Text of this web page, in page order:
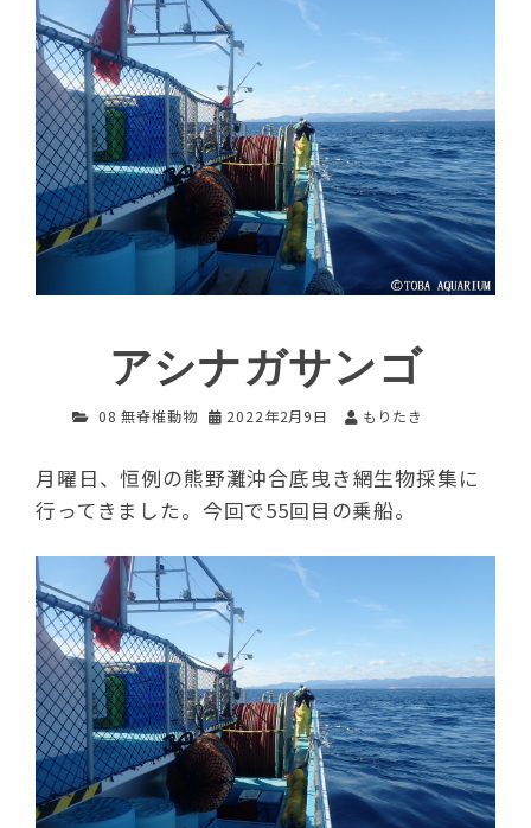
アシナガサンゴ
08 無脊椎動物 2022年2月9日 もりたき
月曜日、恒例の熊野灘沖合底曳き網生物採集に
行ってきました。今回で55回目の乗船。